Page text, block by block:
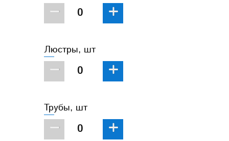
− +
Люстры, шт
− +
Трубы, шт
− +